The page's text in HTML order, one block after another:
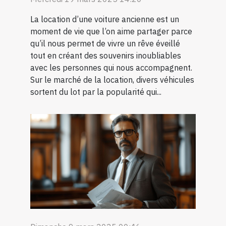
La location d’une voiture ancienne est un
moment de vie que l’on aime partager parce
qu’il nous permet de vivre un rêve éveillé
tout en créant des souvenirs inoubliables
avec les personnes qui nous accompagnent.
Sur le marché de la location, divers véhicules
sortent du lot par la popularité qui...